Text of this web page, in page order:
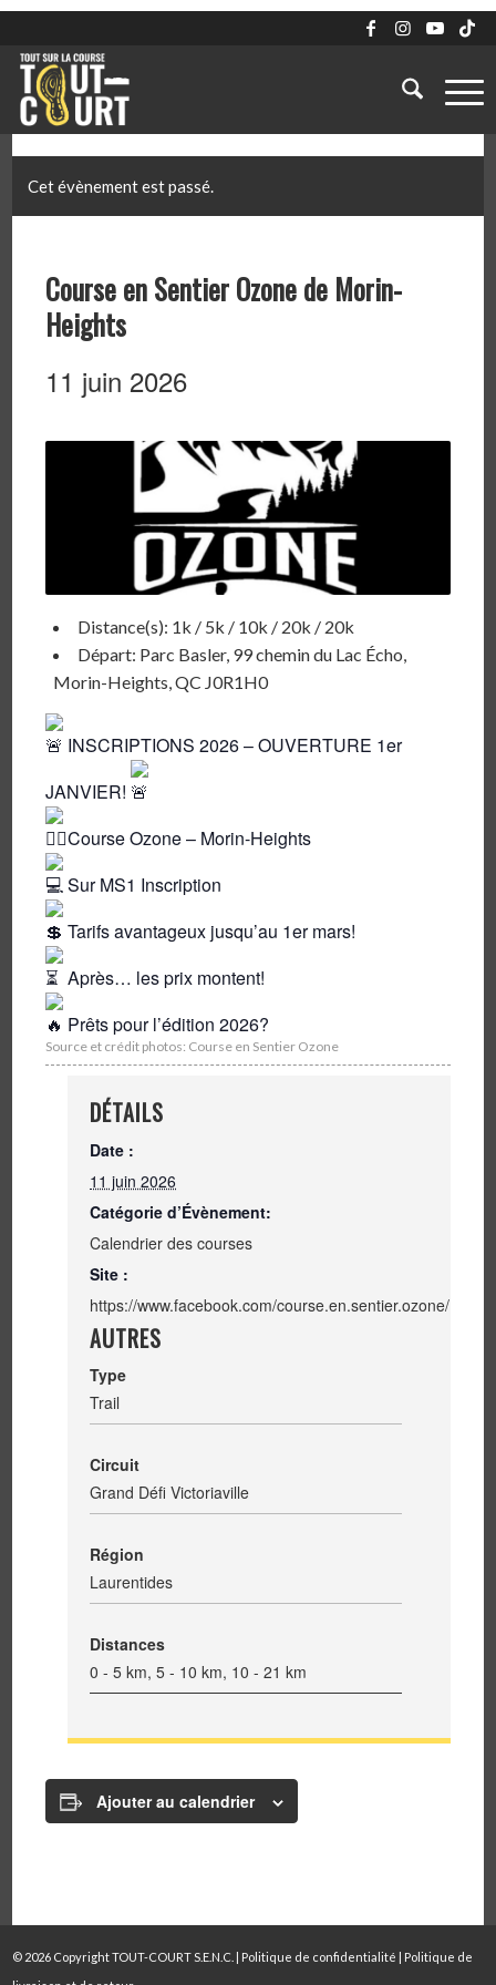
Cet évènement est passé.
Course en Sentier Ozone de Morin-
Heights
11 juin 2026
Distance(s): 1k / 5k / 10k / 20k / 20k
Départ: Parc Basler, 99 chemin du Lac Écho,
Morin-Heights, QC J0R1H0
INSCRIPTIONS 2026 – OUVERTURE 1er
JANVIER!
Course Ozone – Morin-Heights
Sur MS1 Inscription
Tarifs avantageux jusqu’au 1er mars!
Après… les prix montent!
Prêts pour l’édition 2026?
Source et crédit photos: Course en Sentier Ozone
DÉTAILS
Date :
11 juin 2026
Catégorie d’Évènement:
Calendrier des courses
Site :
https://www.facebook.com/course.en.sentier.ozone/
AUTRES
Type
Trail
Circuit
Grand Défi Victoriaville
Région
Laurentides
Distances
0 - 5 km, 5 - 10 km, 10 - 21 km
Ajouter au calendrier
© 2026 Copyright TOUT-COURT S.E.N.C. | Politique de confidentialité | Politique de